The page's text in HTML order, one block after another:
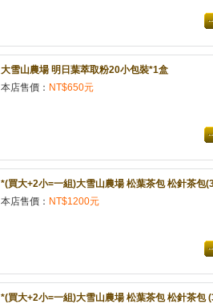
大雪山農場 明日葉萃取粉20小包裝*1盒
本店售價： NT$650元
*(買大+2小=一組)大雪山農場 松葉茶包 松針茶
本店售價： NT$1200元
*(買大+2小=一組)大雪山農場 松葉茶包 松針茶